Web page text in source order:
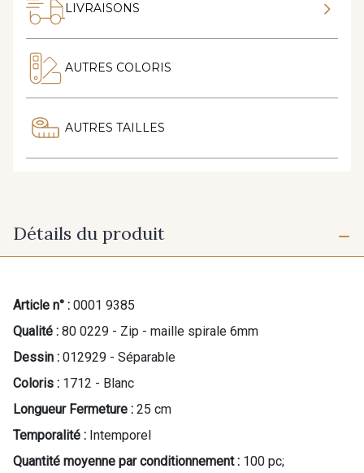
LIVRAISONS
AUTRES COLORIS
AUTRES TAILLES
Détails du produit
Article n° : 0001 9385
Qualité : 80 0229 - Zip - maille spirale 6mm
Dessin : 012929 - Séparable
Coloris : 1712 - Blanc
Longueur Fermeture : 25 cm
Temporalité : Intemporel
Quantité moyenne par conditionnement : 100 pc;